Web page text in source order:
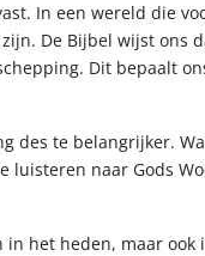
In een wereld die
De Bijbel wijst ons
Dit bepaalt
des te belangrijker.
luisteren naar Gods
het heden, maar